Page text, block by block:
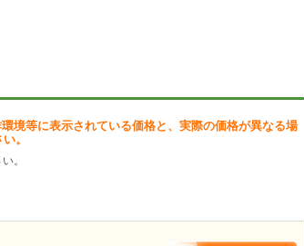
境等に表示されている価格と、実際の価格が異なる場
。
。